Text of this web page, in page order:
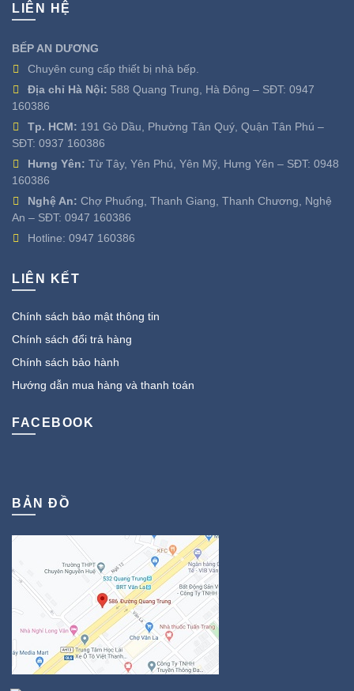
LIÊN HỆ
BẾP AN DƯƠNG
Chuyên cung cấp thiết bị nhà bếp.
Địa chỉ Hà Nội: 588 Quang Trung, Hà Đông – SĐT: 0947
160386
Tp. HCM: 191 Gò Dầu, Phường Tân Quý, Quận Tân Phú –
SĐT: 0937 160386
Hưng Yên: Từ Tây, Yên Phú, Yên Mỹ, Hưng Yên – SĐT: 0948
160386
Nghệ An: Chợ Phuống, Thanh Giang, Thanh Chương, Nghệ
An – SĐT: 0947 160386
Hotline: 0947 160386
LIÊN KẾT
Chính sách bảo mật thông tin
Chính sách đổi trả hàng
Chính sách bảo hành
Hướng dẫn mua hàng và thanh toán
FACEBOOK
BẢN ĐỒ